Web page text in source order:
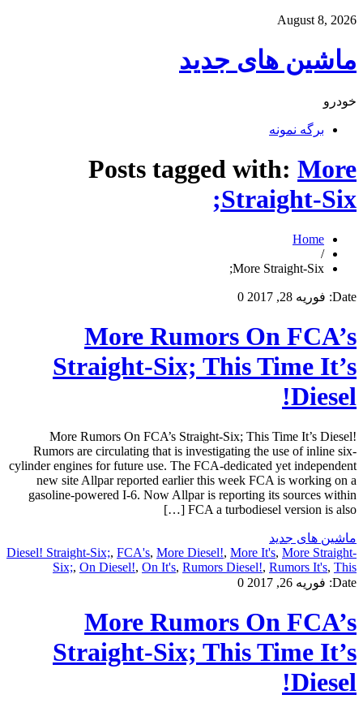
August 8, 2026
ماشین های جدید
خودرو
برگه نمونه
Posts tagged with: More
Straight-Six;
Home
/
More Straight-Six;
Date: فوریه 28, 2017 0
More Rumors On FCA’s
Straight-Six; This Time It’s
Diesel!
More Rumors On FCA’s Straight-Six; This Time It’s Diesel!
Rumors are circulating that is investigating the use of inline six-
cylinder engines for future use. The FCA-dedicated yet independent
new site Allpar reported earlier this week FCA is working on a
gasoline-powered I-6. Now Allpar is reporting its sources within
FCA a turbodiesel version is also […]
ماشین های جدید
Diesel! Straight-Six;, FCA's, More Diesel!, More It's, More Straight-
Six;, On Diesel!, On It's, Rumors Diesel!, Rumors It's, This
Date: فوریه 26, 2017 0
More Rumors On FCA’s
Straight-Six; This Time It’s
Diesel!